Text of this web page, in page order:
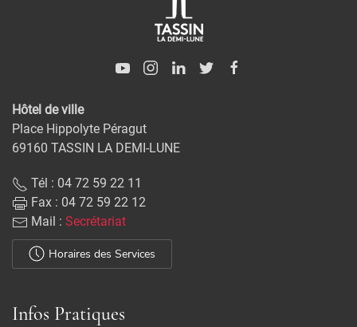
Hôtel de ville
Place Hippolyte Péragut
69160 TASSIN LA DEMI-LUNE
Tél : 04 72 59 22 11
Fax : 04 72 59 22 12
Mail : Secrétariat
Horaires des Services
Infos Pratiques